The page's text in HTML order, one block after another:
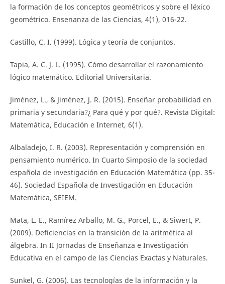
la formación de los conceptos geométricos y sobre el léxico
geométrico. Ensenanza de las Ciencias, 4(1), 016-22.
Castillo, C. I. (1999). Lógica y teoría de conjuntos.
Tapia, A. C. J. L. (1995). Cómo desarrollar el razonamiento
lógico matemático. Editorial Universitaria.
Jiménez, L., & Jiménez, J. R. (2015). Enseñar probabilidad en
primaria y secundaria?¿ Para qué y por qué?. Revista Digital:
Matemática, Educación e Internet, 6(1).
Albaladejo, I. R. (2003). Representación y comprensión en
pensamiento numérico. In Cuarto Simposio de la sociedad
española de investigación en Educación Matemática (pp. 35-
46). Sociedad Española de Investigación en Educación
Matemática, SEIEM.
Mata, L. E., Ramírez Arballo, M. G., Porcel, E., & Siwert, P.
(2009). Deficiencias en la transición de la aritmética al
álgebra. In II Jornadas de Enseñanza e Investigación
Educativa en el campo de las Ciencias Exactas y Naturales.
Sunkel, G. (2006). Las tecnologías de la información y la